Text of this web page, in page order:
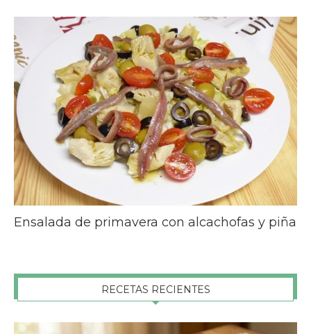
Ensalada de primavera con alcachofas y piña
RECETAS RECIENTES